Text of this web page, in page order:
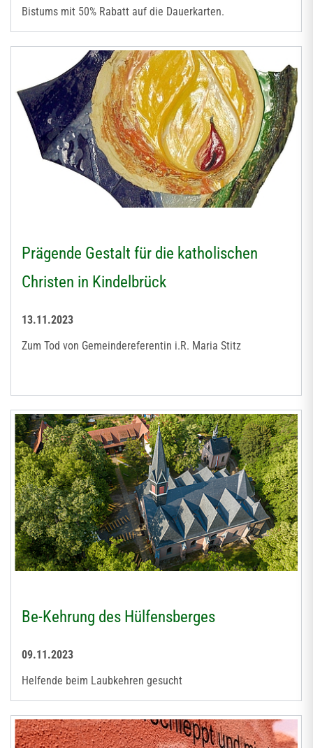
Bistums mit 50% Rabatt auf die Dauerkarten.
Prägende Gestalt für die katholischen
Christen in Kindelbrück
13.11.2023
Zum Tod von Gemeindereferentin i.R. Maria Stitz
Be-Kehrung des Hülfensberges
09.11.2023
Helfende beim Laubkehren gesucht